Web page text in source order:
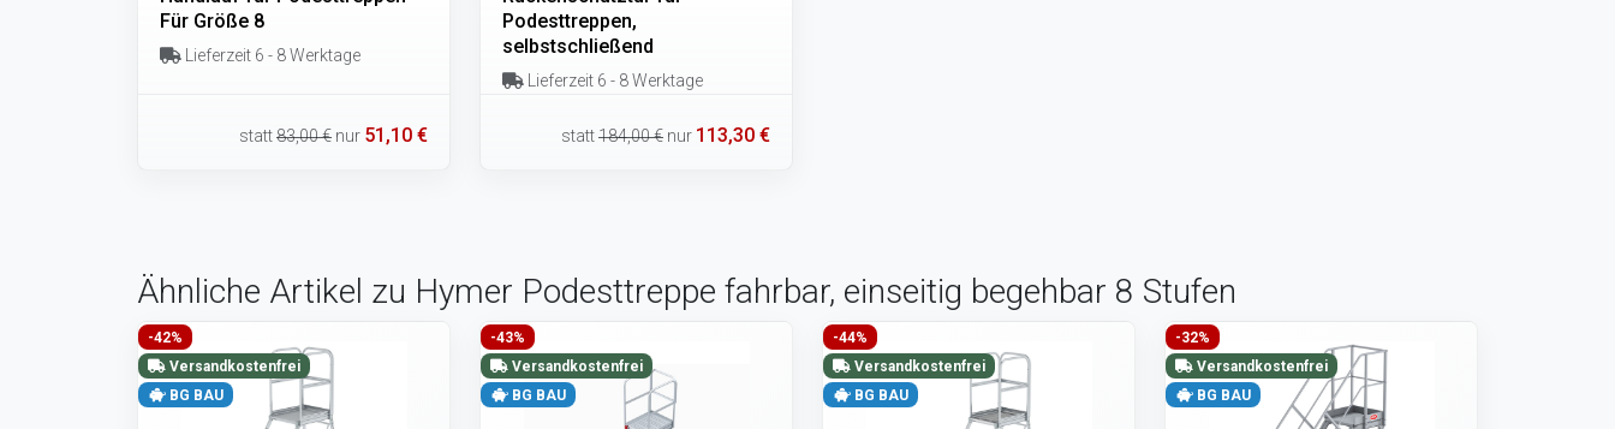
Für Größe 8
Lieferzeit 6 - 8 Werktage
statt83,00 € nur 51,10 €
Podesttreppen,
selbstschließend
Lieferzeit 6 - 8 Werktage
statt184,00 € nur 113,30 €
Ähnliche Artikel zu Hymer Podesttreppe fahrbar, einseitig begehbar 8 Stufen
-42%
Versandkostenfrei
BG BAU
-43%
Versandkostenfrei
BG BAU
-44%
Versandkostenfrei
BG BAU
-32%
Versandkostenfrei
BG BAU